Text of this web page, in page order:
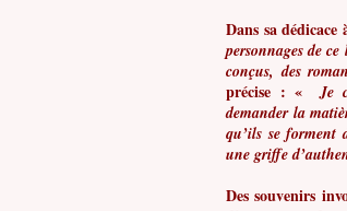
Dans sa
personnages de
conçus, des
précise : «Je
demander la
qu’ils se forment
une griffe
Des souvenirs